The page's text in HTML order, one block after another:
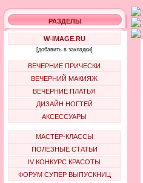
РАЗДЕЛЫ
W-IMAGE.RU
[добавить в закладки]
ВЕЧЕРНИЕ ПРИЧЕСКИ
ВЕЧЕРНИЙ МАКИЯЖ
ВЕЧЕРНИЕ ПЛАТЬЯ
ДИЗАЙН НОГТЕЙ
АКСЕССУАРЫ
МАСТЕР-КЛАССЫ
ПОЛЕЗНЫЕ СТАТЬИ
IV КОНКУРС КРАСОТЫ
ФОРУМ СУПЕР ВЫПУСКНИЦ